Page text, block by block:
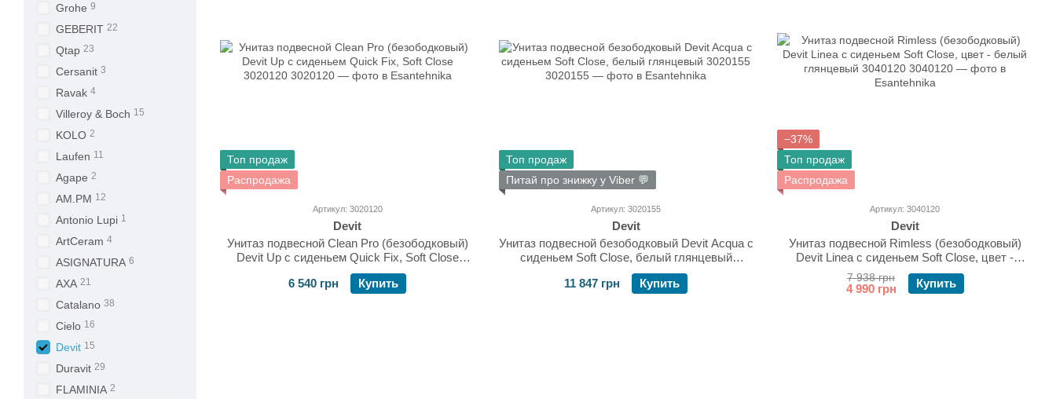
Топ продаж
Распродажа
Артикул: 3020120
Devit
Унитаз подвесной Clean Pro (безободковый)
Devit Up с сиденьем Quick Fix, Soft Close
3020120
6 540 грн
Купить
Топ продаж
Питай про знижку у Viber 💬
Артикул: 3020155
Devit
Унитаз подвесной безободковый Devit Acqua с
сиденьем Soft Close, белый глянцевый
3020155
11 847 грн
Купить
−37%
Топ продаж
Распродажа
Артикул: 3040120
Devit
Унитаз подвесной Rimless (безободковый)
Devit Linea с сиденьем Soft Close, цвет -
белый глянцевый 3040120
7 938 грн
4 990 грн Купить
Grohe 9
GEBERIT 22
Qtap 23
Cersanit 3
Ravak 4
Villeroy & Boch 15
KOLO 2
Laufen 11
Agape 2
AM.PM 12
Antonio Lupi 1
ArtCeram 4
ASIGNATURA 6
AXA 21
Catalano 38
Cielo 16
Devit 15
Duravit 29
FLAMINIA 2